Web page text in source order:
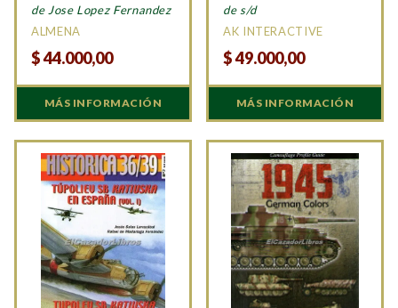
de Jose Lopez Fernandez
ALMENA
$44.000,00
MÁS INFORMACIÓN
de s/d
AK INTERACTIVE
$49.000,00
MÁS INFORMACIÓN